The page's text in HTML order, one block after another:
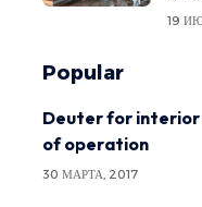
19
Popular
Deuter for interior
of operation
30 МАРТА, 2017